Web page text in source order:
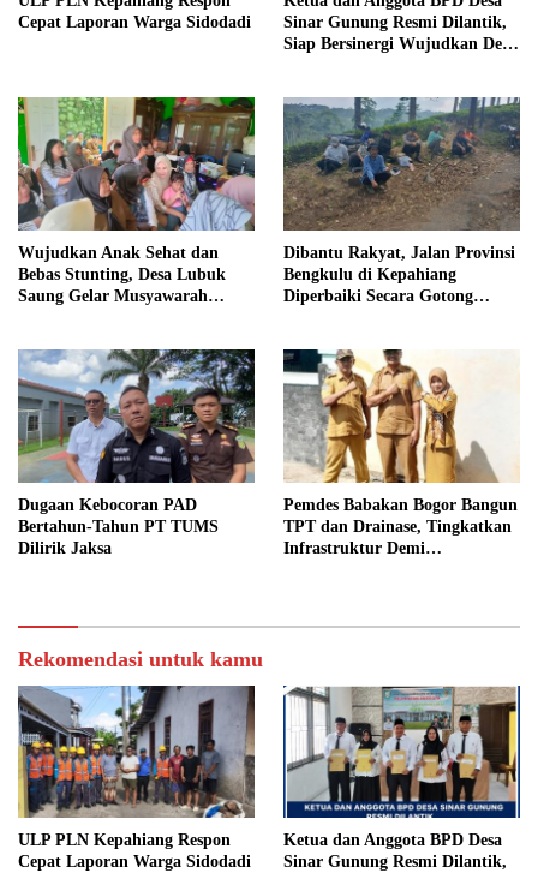
Cepat Laporan Warga Sidodadi
Sinar Gunung Resmi Dilantik,
Siap Bersinergi Wujudkan Desa
Wujudkan Anak Sehat dan
Bebas Stunting, Desa Lubuk
Saung Gelar Musyawarah
Dibantu Rakyat, Jalan Provinsi
Bengkulu di Kepahiang
Diperbaiki Secara Gotong
Dugaan Kebocoran PAD
Bertahun-Tahun PT TUMS
Dilirik Jaksa
Pemdes Babakan Bogor Bangun
TPT dan Drainase, Tingkatkan
Infrastruktur Demi
Rekomendasi untuk kamu
ULP PLN Kepahiang Respon
Cepat Laporan Warga Sidodadi
Ketua dan Anggota BPD Desa
Sinar Gunung Resmi Dilantik,